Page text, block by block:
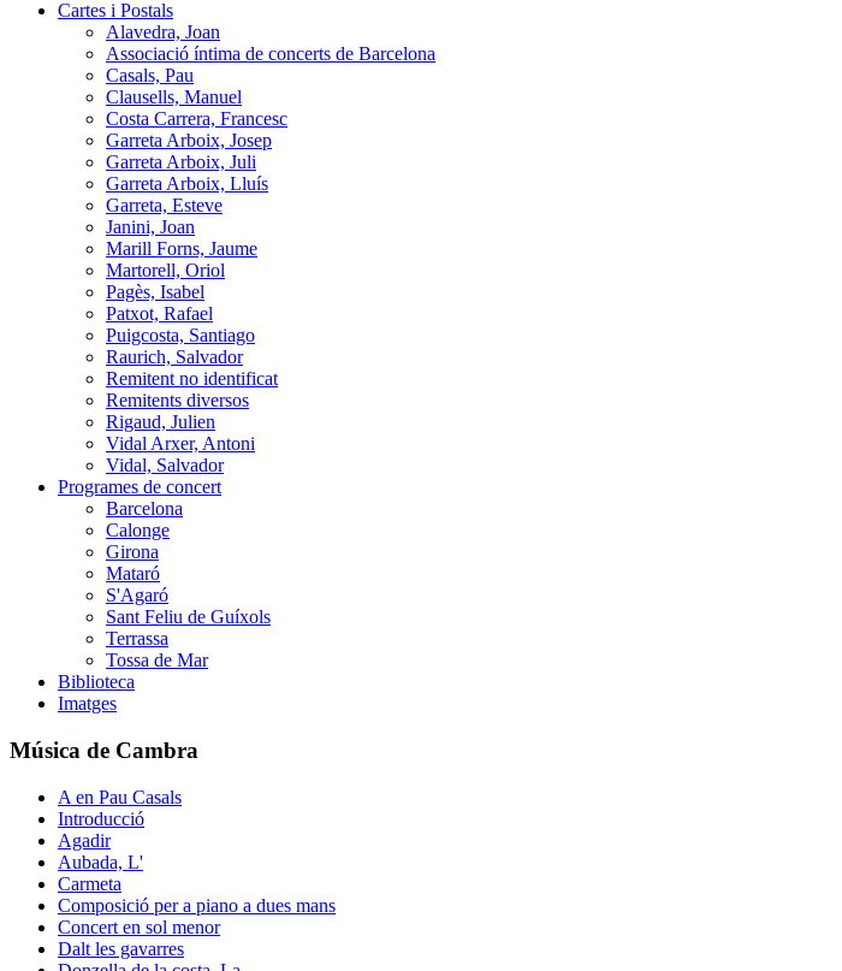
Cartes i Postals
Alavedra, Joan
Associació íntima de concerts de Barcelona
Casals, Pau
Clausells, Manuel
Costa Carrera, Francesc
Garreta Arboix, Josep
Garreta Arboix, Juli
Garreta Arboix, Lluís
Garreta, Esteve
Janini, Joan
Marill Forns, Jaume
Martorell, Oriol
Pagès, Isabel
Patxot, Rafael
Puigcosta, Santiago
Raurich, Salvador
Remitent no identificat
Remitents diversos
Rigaud, Julien
Vidal Arxer, Antoni
Vidal, Salvador
Programes de concert
Barcelona
Calonge
Girona
Mataró
S'Agaró
Sant Feliu de Guíxols
Terrassa
Tossa de Mar
Biblioteca
Imatges
Música de Cambra
A en Pau Casals
Introducció
Agadir
Aubada, L'
Carmeta
Composició per a piano a dues mans
Concert en sol menor
Dalt les gavarres